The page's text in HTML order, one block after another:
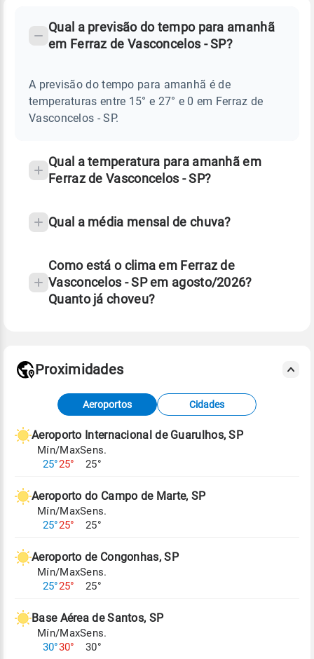
VASCONCELOS
Perguntas
sobre
chuva
Qual a previsão do tempo para amanhã
em Ferraz de Vasconcelos - SP?
A previsão do tempo para amanhã é de
temperaturas entre 15° e 27° e 0 em Ferraz de
Vasconcelos - SP.
Qual a temperatura para amanhã em
Ferraz de Vasconcelos - SP?
Qual a média mensal de chuva?
Como está o clima em Ferraz de
Vasconcelos - SP em agosto/2026?
Quanto já choveu?
Fonte: dados combinados de estações
meteorológicas e satélite do Centro de Previsão
de Tempo e Estudos Climáticos (CPTEC).
Para obter mais informações sobre os dados
Proximidades
Aeroportos Cidades
Aeroporto Internacional de Guarulhos, SP
Mín/Max
25°25°
Sens.
25°
Aeroporto do Campo de Marte, SP
Mín/Max
25°25°
Sens.
25°
Aeroporto de Congonhas, SP
Mín/Max
25°25°
Sens.
25°
Base Aérea de Santos, SP
Mín/Max
30°30°
Sens.
30°